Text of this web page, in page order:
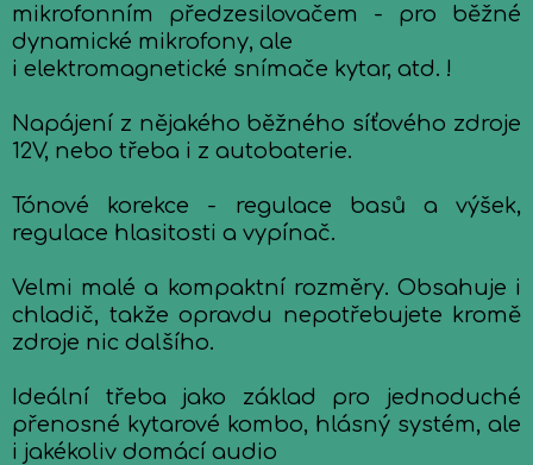
mikrofonním předzesilovačem - pro běžné
dynamické mikrofony, ale
i elektromagnetické snímače kytar, atd. !
Napájení z nějakého běžného síťového zdroje
12V, nebo třeba i z autobaterie.
Tónové korekce - regulace basů a výšek,
regulace hlasitosti a vypínač.
Velmi malé a kompaktní rozměry. Obsahuje i
chladič, takže opravdu nepotřebujete kromě
zdroje nic dalšího.
Ideální třeba jako základ pro jednoduché
přenosné kytarové kombo, hlásný systém, ale
i jakékoliv domácí audio